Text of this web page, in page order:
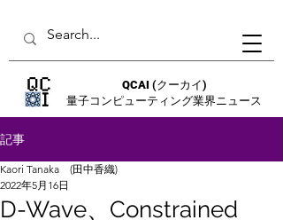
QCAI (クーカイ)
量子コンピューティング業界ニュース
記事
D-Wave、Constrained
Kaori Tanaka (田中香織)
2022年5月16日